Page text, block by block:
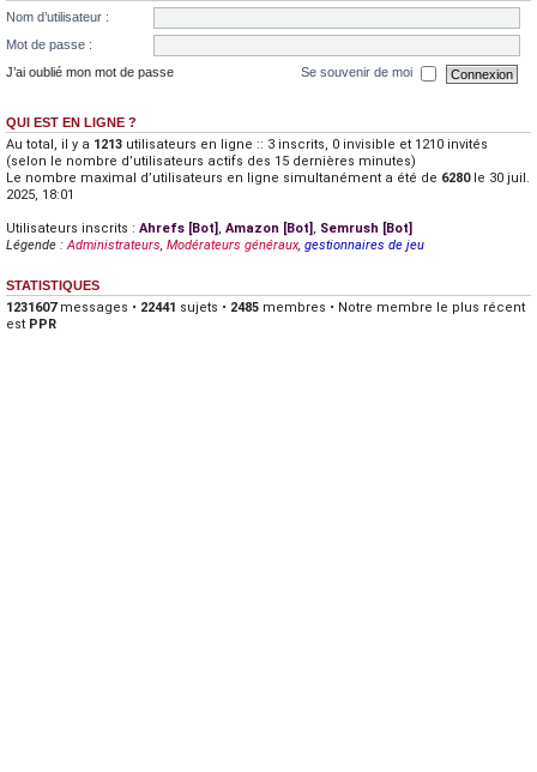
Nom d’utilisateur :
Mot de passe :
J’ai oublié mon mot de passe
Se souvenir de moi
QUI EST EN LIGNE ?
Au total, il y a 1213 utilisateurs en ligne :: 3 inscrits, 0 invisible et 1210 invités
(selon le nombre d’utilisateurs actifs des 15 dernières minutes)
Le nombre maximal d’utilisateurs en ligne simultanément a été de 6280le 30 juil.
2025, 18:01
Utilisateurs inscrits : Ahrefs [Bot] , Amazon [Bot] , Semrush [Bot]
Légende :Administrateurs, Modérateurs généraux, gestionnaires de jeu
STATISTIQUES
1231607messages • 22441 sujets • 2485 membres • Notre membre le plus récent
est PPR